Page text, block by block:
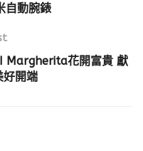
自動腕錶
Margherita花開富貴 獻
開端